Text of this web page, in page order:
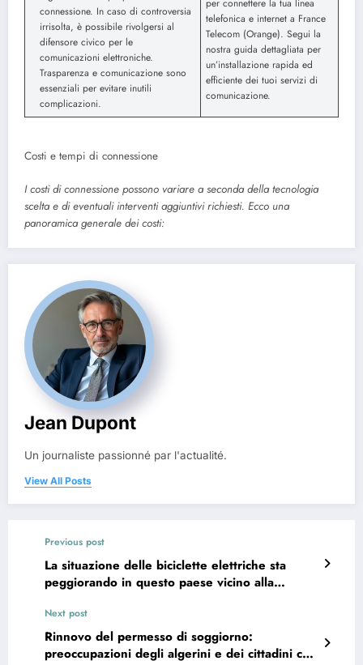
connessione. In caso di controversia
irrisolta, è possibile rivolgersi al
difensore civico per le
comunicazioni elettroniche.
Trasparenza e comunicazione sono
essenziali per evitare inutili
complicazioni.
per connettere la tua linea
telefonica e internet a France
Telecom (Orange). Segui la
nostra guida dettagliata per
un’installazione rapida ed
efficiente dei tuoi servizi di
comunicazione.
Costi e tempi di connessione
I costi di connessione possono variare a seconda della tecnologia
scelta e di eventuali interventi aggiuntivi richiesti. Ecco una
panoramica generale dei costi:
Jean Dupont
Un journaliste passionné par l'actualité.
View All Posts
Previous post
La situazione delle biciclette elettriche sta
peggiorando in questo paese vicino alla
Next post
Rinnovo del permesso di soggiorno:
preoccupazioni degli algerini e dei cittadini con